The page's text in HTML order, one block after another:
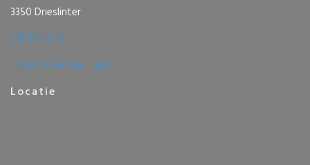
3350 Drieslinter
011 96 02 15
robelcobv@gmail.com
Locatie